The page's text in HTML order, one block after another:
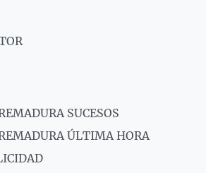
SUCESOS
ÚLTIMA HORA